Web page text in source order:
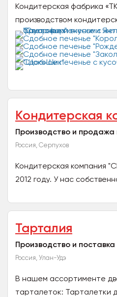
Кондитерская фабрика
производством
Ассортимент фабрики на
насчитывает более 30
Кондитерская
Производство и продажа
Россия, Серпухов
Кондитерская компания
2012 году. У нас
импортное...
Тарталия
Производство и
Россия, Улан-Удэ
В нашем ассортименте
тарталеток: Тарталетки